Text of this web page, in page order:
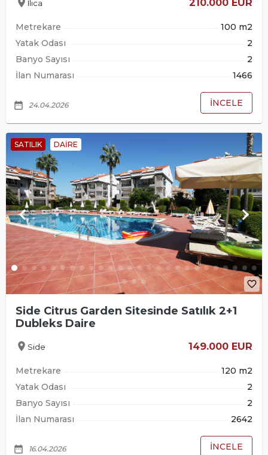
Ilıca 210.000 EUR
Metrekare
100 m2
Yatak Odası
2
Banyo Sayısı
2
İlan Numarası
1466
date_range 24.04.2026 İNCELE
SATILIK DAIRE
keyboard_arrow_left keyboard_arrow_right
favorite_border
Side Citrus Garden Sitesinde Satılık 2+1
Dubleks Daire
location_on Side 149.000 EUR
Metrekare
120 m2
Yatak Odası
2
Banyo Sayısı
2
İlan Numarası
2642
date_range 16.04.2026 İNCELE